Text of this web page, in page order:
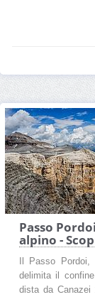
Passo
alpino -
Il Passo
delimita il
dista da